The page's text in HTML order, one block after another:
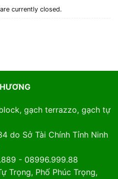
currently closed.
gạch terrazzo, gạch tự
do Sở Tài Chính Tỉnh Ninh
- 08996.999.88
Trọng, Phố Phúc Trọng,